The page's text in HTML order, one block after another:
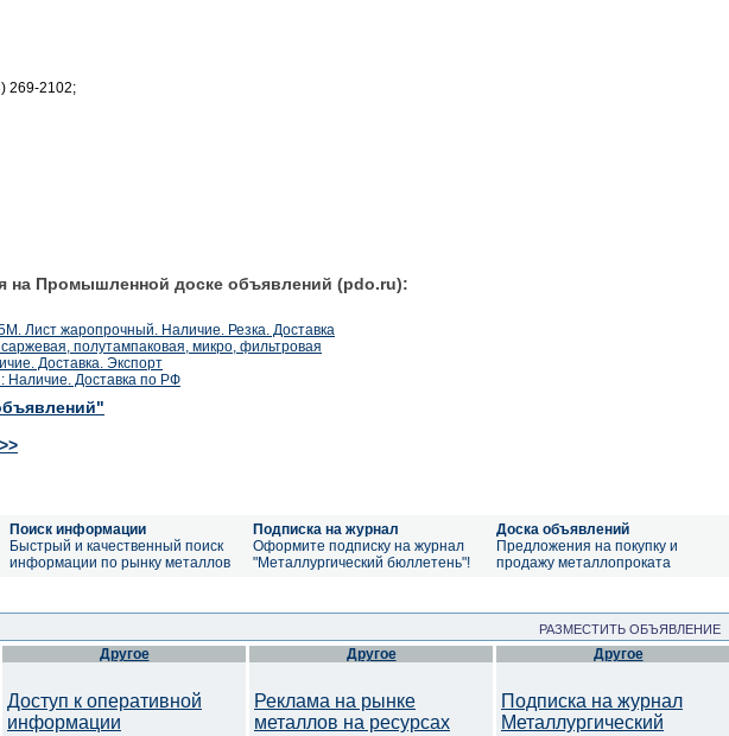
269-2102;
на Промышленной доске объявлений (pdo.ru):
Лист жаропрочный. Наличие. Резка. Доставка
полутампаковая, микро, фильтровая
Доставка. Экспорт
Наличие. Доставка по РФ
Поиск информации
Быстрый и качественный поиск
информации по рынку металлов
Подписка на журнал
Оформите подписку на журнал
"Металлургический бюллетень"!
Доска объявлений
Предложения на покупку и
продажу металлопроката
РАЗМЕСТИТЬ ОБЪЯВЛЕНИЕ
Другое
Доступ к оперативной
информации
Другое
Реклама на рынке
металлов на ресурсах
Другое
Подписка на журнал
Металлургический